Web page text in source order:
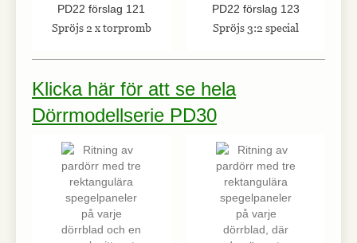
PD22 förslag 121
Spröjs 2 x torpromb
PD22 förslag 123
Spröjs 3:2 special
Klicka här för att se hela
Dörrmodellserie PD30
viss funktionalitet
att försvinna från
hemsidan.
Marknadsföring
Marknadsförings-
cookies används
för att leverera
besökare med
anpassade
annonser baserat
på de sidor de
besökte tidigare
och analysera
effektiviteten i
annonskampanjen.